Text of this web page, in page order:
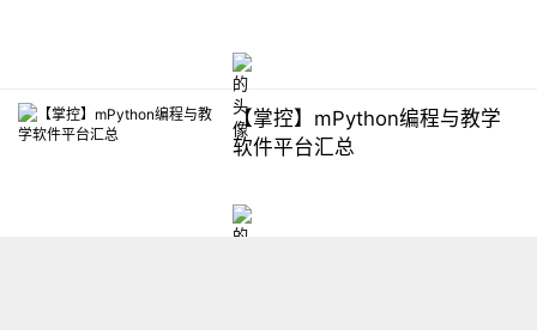
【掌控】mPython编程与教学
软件平台汇总